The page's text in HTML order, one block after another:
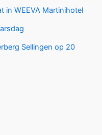
in WEEVA Martinihotel
Sellingen op 20